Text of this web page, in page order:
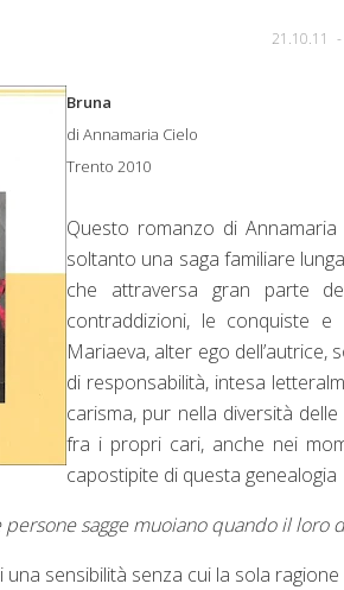
21.10.11 -
Bruna
di Annamaria Cielo
Trento 2010
Questo romanzo di
soltanto una saga familiare
che attraversa gran parte
contraddizioni, le conquiste
Mariaeva, alter ego
di responsabilità, intesa
carisma, pur nella diversità
fra i propri cari, anche nei
capostipite di questa genealogia
sagge muoiano quando il loro
una sensibilità senza cui la sola